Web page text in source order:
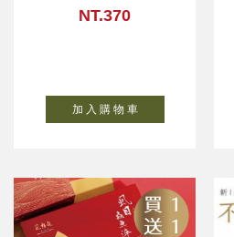
NT.370
加 入 購 物 車